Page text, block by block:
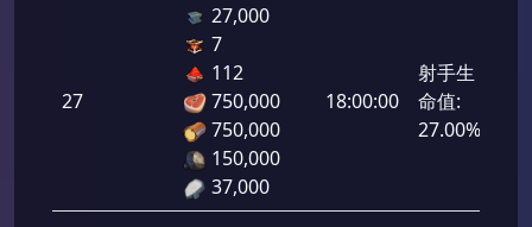
27
27,000
7
112
750,000
750,000
150,000
37,000
18:00:00
射手生
命值:
27.00%